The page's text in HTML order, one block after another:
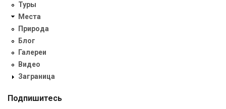
Туры
Места
Природа
Блог
Галереи
Видео
Заграница
Подпишитесь